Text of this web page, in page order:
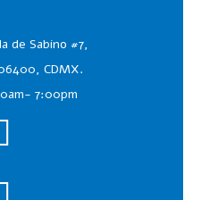
de Sabino #7,
CDMX.
7:00pm